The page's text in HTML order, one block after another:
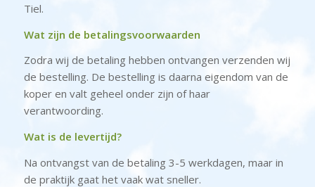
Tiel.
Wat zijn de betalingsvoorwaarden
Zodra wij de betaling hebben ontvangen verzenden wij
de bestelling. De bestelling is daarna eigendom van de
koper en valt geheel onder zijn of haar
verantwoording.
Wat is de levertijd?
Na ontvangst van de betaling 3-5 werkdagen, maar in
de praktijk gaat het vaak wat sneller.